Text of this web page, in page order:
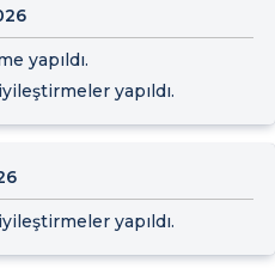
yapıldı.
yapıldı.
yapıldı.